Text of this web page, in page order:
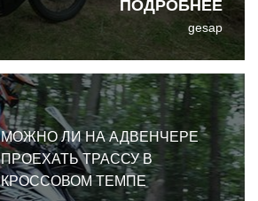
ПОДРОБНЕЕ
внешку. Мы сошлись на двух
условиях. Первое: опять уронит -
опять покупает новые запы.
Второе: с него - подробный отчёт.
Этот отчёт - перед вами.
gesap
МОЖНО ЛИ НА АДВЕНЧЕРЕ
ПРОЕХАТЬ ТРАССУ В
КРОССОВОМ ТЕМПЕ